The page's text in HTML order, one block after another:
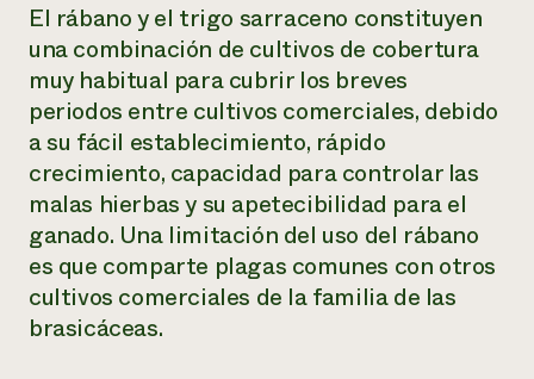
El rábano y el trigo sarraceno constituyen
una combinación de cultivos de cobertura
muy habitual para cubrir los breves
periodos entre cultivos comerciales, debido
a su fácil establecimiento, rápido
crecimiento, capacidad para controlar las
malas hierbas y su apetecibilidad para el
ganado. Una limitación del uso del rábano
es que comparte plagas comunes con otros
cultivos comerciales de la familia de las
brasicáceas.